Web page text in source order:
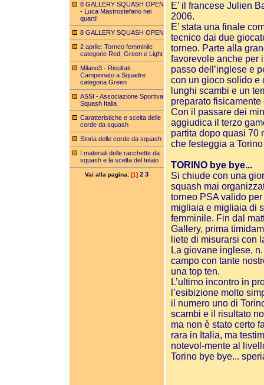
8 GALLERY SQUASH OPEN
- Luca Mastrostefano nei
quarti!
8 GALLERY SQUASH OPEN
2 aprile: Torneo femminile
categorie Red, Green e Light
Milano3 - Risultati
Campionato a Squadre
categoria Green
ASSI - Associazione Sportiva
Squash Italia
Caratteristiche e scelta delle
corde da squash
Storia delle corde da squash
I materiali delle racchette da
squash e la scelta del telaio
Vai alla pagina: [1] 2 3
E’ il francese Julien
2006.
E’ stata una finale
tecnico dai due
torneo. Parte alla
favorevole anche per
passo dell’inglese e
con un gioco solido e
lunghi scambi e un
preparato
Con il passare dei
aggiudica il terzo
partita dopo quasi 70
che festeggia a
TORINO bye bye...
Si chiude con una
squash mai
torneo PSA valido
migliaia e migliaia di
femminile. Fin dal
Gallery, prima
liete di misurarsi con
La giovane inglese,
campo con tante
una top ten.
L’ultimo incontro in
l’esibizione molto
il numero uno di
scambi e il risultato
ma non è stato certo
rara in Italia, ma
notevol-mente al
Torino bye bye...